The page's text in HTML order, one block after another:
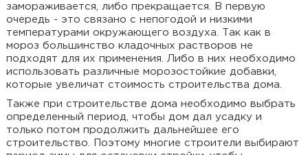
замораживается, либо прекращается. В первую
очередь - это связано с непогодой и низкими
температурами окружающего воздуха. Так как в
мороз большинство кладочных растворов не
подходят для их применения. Либо в них необходимо
использовать различные морозостойкие добавки,
которые увеличат стоимость строительства дома.
Также при строительстве дома необходимо выбрать
определенный период, чтобы дом дал усадку и
только потом продолжить дальнейшее его
строительство. Поэтому многие строители выбирают